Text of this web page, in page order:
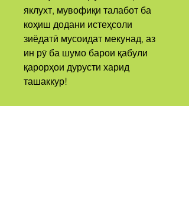
яклухт, мувофиқи талабот ба
коҳиш додани истеҳсоли
зиёдатӣ мусоидат мекунад, аз
ин рӯ ба шумо барои қабули
қарорҳои дурусти харид
ташаккур!